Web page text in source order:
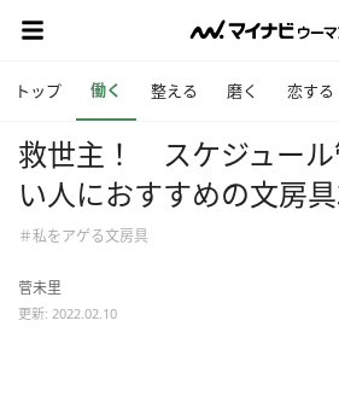
トップ 働く 整える 磨く 恋する
救世主！ スケジュール
い人におすすめの文房
＃私をアゲる文房具
菅未里
更新: 2022.02.10